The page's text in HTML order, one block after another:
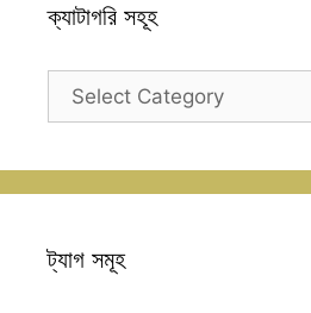
ক্যাটাগরি সহূহ
ক্যাটাগরি
ট্যাগ সমূহ